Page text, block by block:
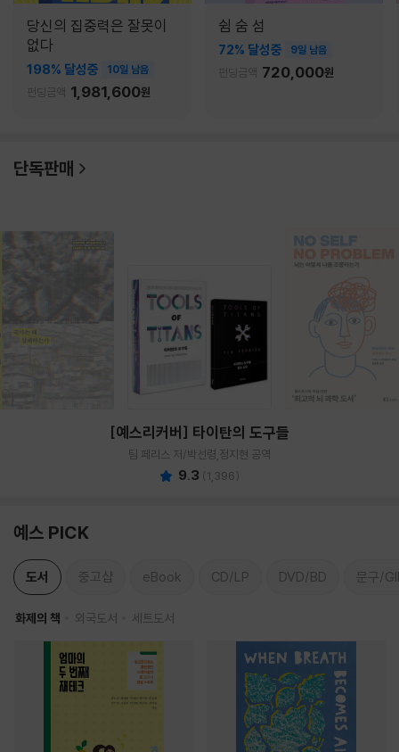
당신의 집중력은 잘못이
없다
198% 달성중 10일 남음
펀딩금액 1,981,600원
쉼 숨 섬
72% 달성중 9일 남음
펀딩금액 720,000원
단독판매
[예스리커버] 타이탄의 도구들
팀 페리스 저/박선령,정지현 공역
9.3 (1,396)
예스 PICK
도서 중고샵 eBook CD/LP DVD/BD 문구/
화제의 책 외국도서 세트도서